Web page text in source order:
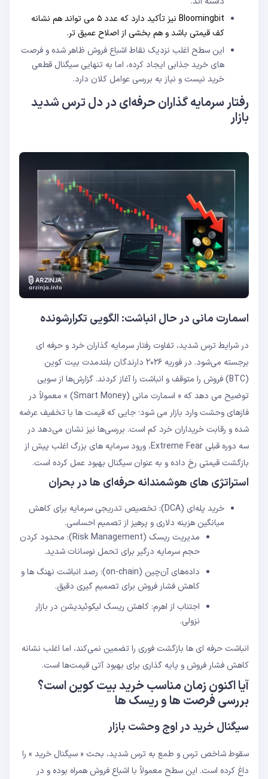
Bloomingbit نیز تأکید دارد که عدد ۵ می‌ تواند هم نشانه
کف قیمتی باشد و هم بخشی از اصلاح عمیق‌ تر.
این سطح اغلب نزدیک نقاط اشباع فروش ظاهر شده و فرصت‌
های خرید جذابی ایجاد کرده، اما به‌ تنهایی سیگنال قطعی
خرید نیست و نیاز به بررسی عوامل کلان دارد.
رفتار سرمایه ‌گذاران حرفه‌ای در دل ترس شدید
بازار
اسمارت مانی در حال انباشت: الگویی تکرارشونده
در شرایط ترس شدید، تفاوت رفتار سرمایه‌ گذاران خرد و حرفه ‌ای
برجسته می‌‌شود. در فوریه ۲۰۲۶ دارندگان بلندمدت بیت ‌کوین
(BTC) فروش را متوقف و انباشت را آغاز کردند. گزارش‌ها از سویی
توضیح می‌ دهد که « اسمارت مانی (Smart Money) » معمولاً در
فازهای وحشت وارد بازار می‌ شود؛ جایی که قیمت ‌ها با تخفیف عرضه
شده و رقابت خریداران خرد کم است. بررسی‌ها نیز نشان می‌‌دهد در
سه دوره قبلی Extreme Fear، ورود سرمایه ‌های بزرگ اغلب پیش از
بازگشت قیمتی رخ داده و به عنوان سیگنال بهبود عمل کرده است.
استراتژی‌ های هوشمندانه حرفه‌ای ‌ها در بحران
خرید پله‌ای (DCA): تخصیص تدریجی سرمایه برای کاهش
میانگین هزینه دلاری و پرهیز از تصمیم احساسی.
مدیریت ریسک (Risk Management): محدود کردن
حجم سرمایه درگیر برای تحمل نوسانات شدید.
داده‌های آن‌چین (on-chain): رصد انباشت نهنگ‌ ها و
کاهش فشار فروش برای تصمیم‌ گیری دقیق.
اجتناب از اهرم: کاهش ریسک لیکوئیدیشن در بازار
نزولی.
انباشت حرفه ‌ای ‌ها بازگشت فوری را تضمین نمی‌‌کند، اما اغلب نشانه
کاهش فشار فروش و پایه‌ گذاری برای بهبود آتی قیمت‌ها است.
آیا اکنون زمان مناسب خرید بیت‌ کوین است؟
بررسی فرصت ‌ها و ریسک ‌ها
سیگنال خرید در اوج وحشت بازار
سقوط شاخص ترس و طمع به ترس شدید، بحث « سیگنال خرید » را
داغ کرده است. این سطح معمولاً با اشباع فروش همراه بوده و در